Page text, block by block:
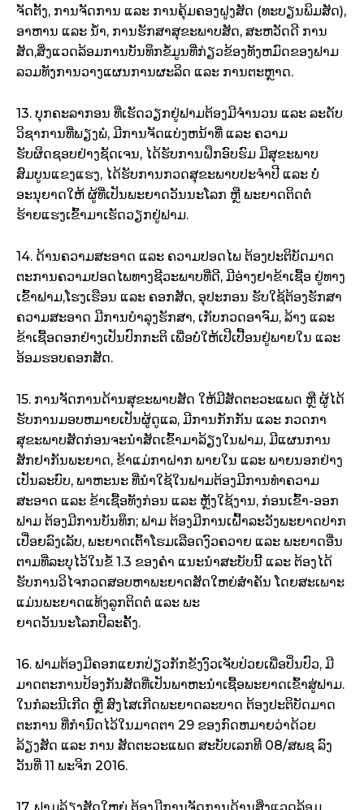
ຈັດຕັ້ງ, ການຈັດການ ແລະ ການຄຸ້ມຄອງຝູງສັດ (ທະບຽນພິມສັດ),
ອາຫານ ແລະ ນ້ໍາ, ການຮັກສາສຸຂະພາບສັດ, ສະຫວັດດີ ການ
ສັດ,ສິ່ງແວດລ້ອມການບັນທຶກຂໍ້ມູນທີ່ກ່ຽວຂ້ອງທັງຫມົດຂອງຟາມ
ລວມທັງການວາງແຜນການຜະລິດ ແລະ ການຕະຫຼາດ.
13. ບຸກຄະລາກອນ ທີ່ເຮັດວຽກຢູ່ຟາມຕ້ອງມີຈໍານວນ ແລະ ລະດັບ
ວິຊາການທີ່ພຽງພໍ, ມີການຈັດແບ່ງຫນ້າທີ່ ແລະ ຄວາມ
ຮັບຜິດຊອບຢ່າງຊັດເຈນ, ໄດ້ຮັບການຝຶກອົບຮົມ ມີສຸຂະພາບ
ສົມບູນແຂງແຮງ, ໄດ້ຮັບການກວດສຸຂະພາບປະຈໍາປີ ແລະ ບໍ່
ອະນຸຍາດໃຫ້ ຜູ້ທີ່ເປັນພະຍາດວັນນະໂລກ ຫຼື ພະຍາດຕິດຕໍ່
ຮ້າຍແຮງເຂົ້າມາເຮັດວຽກຢູ່ຟາມ.
14. ດ້ານຄວາມສະອາດ ແລະ ຄວາມປອດໄພ ຕ້ອງປະຕິບັດມາດ
ຕະການຄວາມປອດໄພທາງຊີວະພາບທີ່ດີ, ມີອ່າງຢາຂ້າເຊື້ອ ຢູ່ທາງ
ເຂົ້າຟາມ,ໂຮງເຮືອນ ແລະ ຄອກສັດ, ອຸປະກອນ ຮັບໃຊ້ຕ້ອງຮັກສາ
ຄວາມສະອາດ ມີການບໍາລຸງຮັກສາ, ເກັບກວດອາຈົມ, ລ້າງ ແລະ
ຂ້າເຊື້ອດອກຢ່າງເປັນປົກກະຕິ ເພື່ອບໍ່ໃຫ້ເປີເປື້ອນຢູ່ພາຍໃນ ແລະ
ອ້ອມຮອບຄອກສັດ.
15. ການຈັດການດ້ານສຸຂະພາບສັດ ໃຫ້ມີສັດຕະວະແພດ ຫຼື ຜູ້ໄດ້
ຮັບການມອບຫມາຍເປັນຜູ້ດູແລ, ມີການກັກກັນ ແລະ ກວດກາ
ສຸຂະພາບສັດກ່ອນຈະນໍາສັດເຂົ້າມາລ້ຽງໃນຟາມ, ມີແຜນການ
ສັກຢາກັນພະຍາດ, ຂ້າແມ່ກາຝາກ ພາຍໃນ ແລະ ພາຍນອກຢ່າງ
ເປັນລະບົບ, ພາຫະນະ ທີ່ນໍາໃຊ້ໃນຟາມຕ້ອງມີການທໍາຄວາມ
ສະອາດ ແລະ ຂ້າເຊື້ອທັງກ່ອນ ແລະ ຫຼັງໃຊ້ງານ, ກ່ອນເຂົ້າ-ອອກ
ຟາມ ຕ້ອງມີການບັນທຶກ; ຟາມ ຕ້ອງມີການເຝົ້າລະວັງພະຍາດປາກ
ເປື່ອຍລົງເລັບ, ພະຍາດເຕົ້າໂຮມເລືອດງົວຄວາຍ ແລະ ພະຍາດອື່ນ
ຕາມທີ່ລະບຸໄວ້ໃນຂໍ້ 1.3 ຂອງຄໍາ ແນະນໍາສະບັບນີ້ ແລະ ຕ້ອງໄດ້
ຮັບການວິໄຈກວດສອບຫາພະຍາດສັດໃຫຍ່ສໍາຄັນ ໂດຍສະເພາະ
ແມ່ນພະຍາດແທ້ງລູກຕິດຕໍ່ ແລະ ພະ
ຍາດວັນນະໂລກປີລະຄັ້ງ.
16. ຟາມຕ້ອງມີຄອກແຍກປ່ຽວກັກຂັງງົວເຈັບປ່ວຍເພື່ອປິ່ນປົວ, ມີ
ມາດຕະການປ້ອງກັນສັດທີ່ເປັນພາຫະນໍາເຊື້ອພະຍາດເຂົ້າສູ່ຟາມ.
ໃນກໍລະນີເກີດ ຫຼື ສົງໄສເກີດພະຍາດລະບາດ ຕ້ອງປະຕິບັດມາດ
ຕະການ ທີ່ກໍານົດໄວ້ໃນມາດຕາ 29 ຂອງກົດຫມາຍວ່າດ້ວຍ
ລ້ຽງສັດ ແລະ ການ ສັດຕະວະແພດ ສະບັບເລກທີ 08/ສພຊ ລົງ
ວັນທີ່ 11 ພະຈິກ 2016.